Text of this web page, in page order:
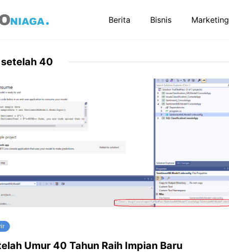
Berita Bisnis Marketing
40
Umur 40 Tahun Raih Impian Baru